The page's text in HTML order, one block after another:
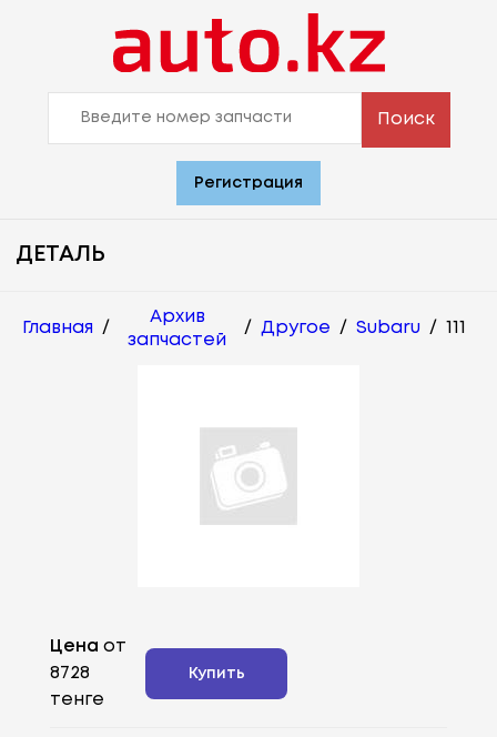
Поиск
Регистрация
ДЕТАЛЬ
Главная /
Архив
запчастей
/ Другое / Subaru / 111
Цена от
8728
тенге
Купить